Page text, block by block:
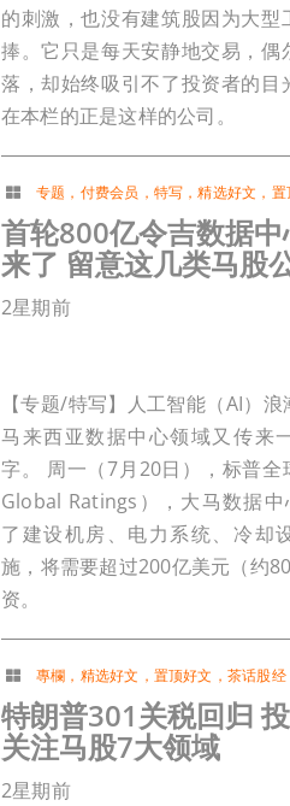
的刺激，也没有建筑股因为大型
捧。它只是每天安静地交易，偶
落，却始终吸引不了投资者的目
在本栏的正是这样的公司。
专题 ， 付费会员 ， 特写 ，精选好文 ， 置
首轮800亿令吉数据
来了 留意这几类马股
2星期前
【专题/特写】人工智能（AI）浪
马来西亚数据中心领域又传来
字。 周一（7月20日），标普全
Global Ratings），大马数据
了建设机房、电力系统、冷却
施，将需要超过200亿美元（约
资。
專欄 ， 精选好文 ， 置顶好文 ， 茶话股经
特朗普301关税回归
关注马股7大领域
2星期前